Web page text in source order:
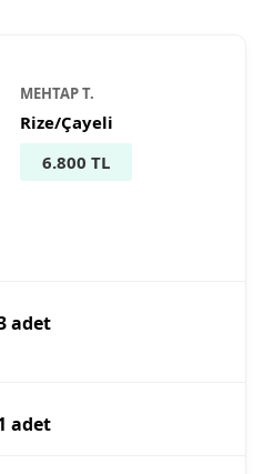
MEHTAP T.
Rize/Çayeli
6.800 TL
adet
adet